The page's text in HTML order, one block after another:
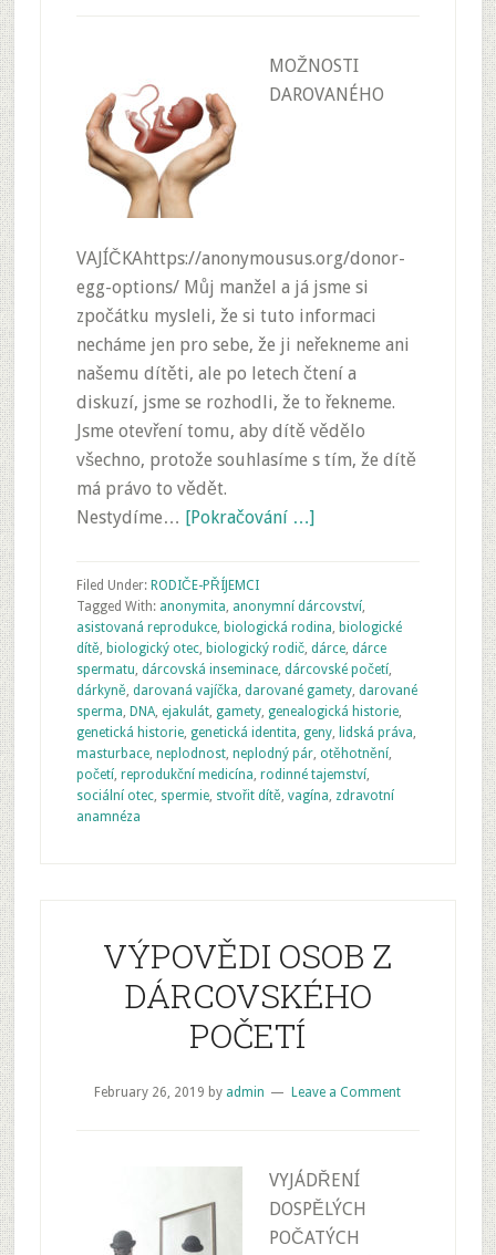
MOŽNOSTI
DAROVANÉHO
VAJÍČKAhttps://anonymousus.org/donor-
egg-options/ Můj manžel a já jsme si
zpočátku mysleli, že si tuto informaci
necháme jen pro sebe, že ji neřekneme ani
našemu dítěti, ale po letech čtení a
diskuzí, jsme se rozhodli, že to řekneme.
Jsme otevření tomu, aby dítě vědělo
všechno, protože souhlasíme s tím, že dítě
má právo to vědět.
Nestydíme… [Pokračování …]
Filed Under: RODIČE-PŘÍJEMCI
Tagged With: anonymita, anonymní dárcovství,
asistovaná reprodukce, biologická rodina, biologické
dítě, biologický otec, biologický rodič, dárce, dárce
spermatu, dárcovská inseminace, dárcovské početí,
dárkyně, darovaná vajíčka, darované gamety, darované
sperma, DNA, ejakulát, gamety, genealogická historie,
genetická historie, genetická identita, geny, lidská práva,
masturbace, neplodnost, neplodný pár, otěhotnění,
početí, reprodukční medicína, rodinné tajemství,
sociální otec, spermie, stvořit dítě, vagína, zdravotní
anamnéza
VÝPOVĚDI OSOB Z
DÁRCOVSKÉHO
POČETÍ
February 26, 2019 by admin Leave a Comment
VYJÁDŘENÍ
DOSPĚLÝCH
POČATÝCH